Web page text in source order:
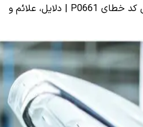
راهنمای جامع عیب یابی کد خطای P0661 | دلایل، علائم و